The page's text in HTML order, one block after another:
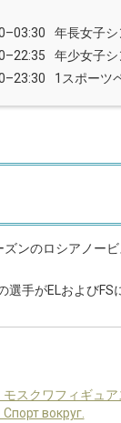
年長女子シ
年少女子シ
1スポーツ
ンのロシアノー
選手がELおよびFS
モスクワフィギュ
вокруг.